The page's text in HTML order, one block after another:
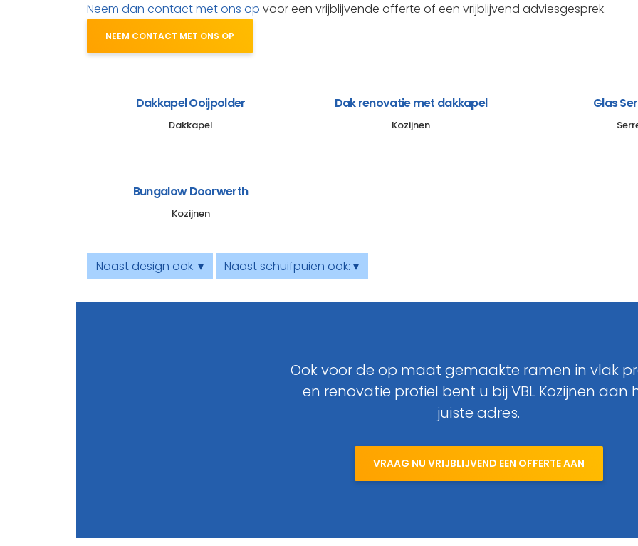
Neem dan contact met ons op voor een vrijblijvende offerte of een vrijblijvend adviesgesprek.
NEEM CONTACT MET ONS OP
Dakkapel Ooijpolder
Dakkapel
Dak renovatie met dakkapel
Kozijnen
Glas
Bungalow Doorwerth
Kozijnen
Naast design ook: ▾ Naast schuifpuien ook: ▾
Ook voor de op maat gemaakte ramen in vlak
en renovatie profiel bent u bij VBL Kozijnen aan
juiste adres.
VRAAG NU VRIJBLIJVEND EEN OFFERTE AAN